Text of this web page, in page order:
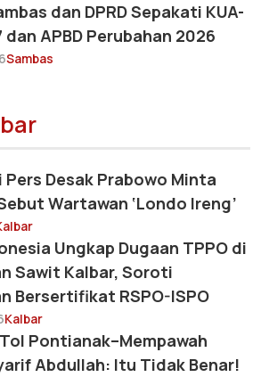
dan DPRD Sepakati KUA-
dan APBD Perubahan 2026
Sambas
Pers Desak Prabowo Minta
Wartawan ‘Londo Ireng’
Ungkap Dugaan TPPO di
Sawit Kalbar, Soroti
Bersertifikat RSPO-ISPO
Kalbar
Pontianak–Mempawah
Abdullah: Itu Tidak Benar!